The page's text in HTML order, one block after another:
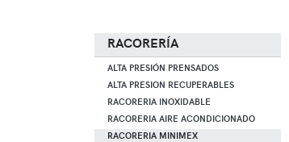
RACORERÍA
ALTA PRESIÓN PRENSADOS
ALTA PRESION RECUPERABLES
RACORERIA INOXIDABLE
RACORERIA AIRE ACONDICIONADO
RACORERIA MINIMEX